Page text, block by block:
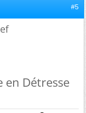
#5
en Détresse